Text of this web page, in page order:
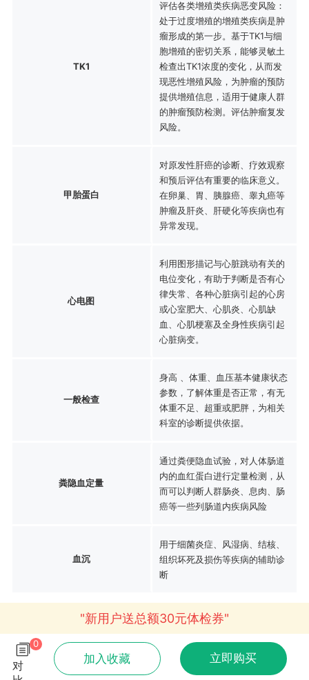
TK1
评估各类增殖类疾病恶变风险：
处于过度增殖的增殖类疾病是肿
瘤形成的第一步。基于TK1与细
胞增殖的密切关系，能够灵敏土
检查出TK1浓度的变化，从而发
现恶性增殖风险，为肿瘤的预防
提供增殖信息，适用于健康人群
的肿瘤预防检测。评估肿瘤复发
风险。
甲胎蛋白
对原发性肝癌的诊断、疗效观察
和预后评估有重要的临床意义。
在卵巢、胃、胰腺癌、睾丸癌等
肿瘤及肝炎、肝硬化等疾病也有
异常发现。
心电图
利用图形描记与心脏跳动有关的
电位变化，有助于判断是否有心
律失常、各种心脏病引起的心房
或心室肥大、心肌炎、心肌缺
血、心肌梗塞及全身性疾病引起
心脏病变。
一般检查
身高 、体重、血压基本健康状态
参数，了解体重是否正常，有无
体重不足、超重或肥胖，为相关
科室的诊断提供依据。
粪隐血定量
通过粪便隐血试验，对人体肠道
内的血红蛋白进行定量检测，从
而可以判断人群肠炎、息肉、肠
癌等一些列肠道内疾病风险
血沉
用于细菌炎症、风湿病、结核、
组织坏死及损伤等疾病的辅助诊
断
"新用户送总额30元体检券"
0
对
加入收藏 立即购买